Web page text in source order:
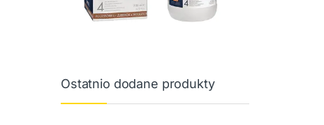
Ostatnio dodane produkty